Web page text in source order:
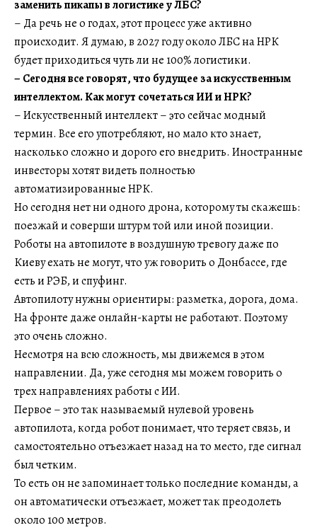
заменить пикапы в логистике у ЛБС?
– Да речь не о годах, этот процесс уже активно
происходит. Я думаю, в 2027 году около ЛБС на НРК
будет приходиться чуть ли не 100% логистики.
– Сегодня все говорят, что будущее за искусственным
интеллектом. Как могут сочетаться ИИ и НРК?
– Искусственный интеллект – это сейчас модный
термин. Все его употребляют, но мало кто знает,
насколько сложно и дорого его внедрить. Иностранные
инвесторы хотят видеть полностью
автоматизированные НРК.
Но сегодня нет ни одного дрона, которому ты скажешь:
поезжай и соверши штурм той или иной позиции.
Роботы на автопилоте в воздушную тревогу даже по
Киеву ехать не могут, что уж говорить о Донбассе, где
есть и РЭБ, и спуфинг.
Автопилоту нужны ориентиры: разметка, дорога, дома.
На фронте даже онлайн-карты не работают. Поэтому
это очень сложно.
Несмотря на всю сложность, мы движемся в этом
направлении. Да, уже сегодня мы можем говорить о
трех направлениях работы с ИИ.
Первое – это так называемый нулевой уровень
автопилота, когда робот понимает, что теряет связь, и
самостоятельно отъезжает назад на то место, где сигнал
был четким.
То есть он не запоминает только последние команды, а
он автоматически отъезжает, может так преодолеть
около 100 метров.